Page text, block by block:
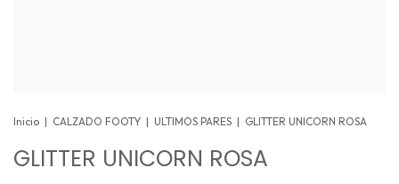
Inicio | CALZADO FOOTY | ULTIMOS PARES | GLITTER UNICORN ROSA
GLITTER UNICORN ROSA